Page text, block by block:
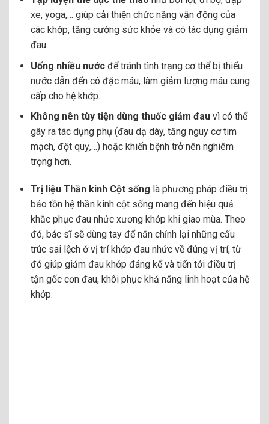
xe, yoga,… giúp cải thiện chức năng vận động của
các khớp, tăng cường sức khỏe và có tác dụng giảm
đau.
Uống nhiều nướcđể tránh tình trạng cơ thể bị thiếu
nước dẫn đến cô đặc máu, làm giảm lượng máu cung
cấp cho hệ khớp.
Không nên tùy tiện dùng thuốc giảm đauvì có thể
gây ra tác dụng phụ (đau dạ dày, tăng nguy cơ tim
mạch, đột quỵ,…) hoặc khiến bệnh trở nên nghiêm
trọng hơn.
Trị liệu Thần kinh Cột sống là phương pháp điều trị
bảo tồn hệ thần kinh cột sống mang đến hiệu quả
khắc phục đau nhức xương khớp khi giao mùa. Theo
đó, bác sĩ sẽ dùng tay để nắn chỉnh lại những cấu
trúc sai lệch ở vị trí khớp đau nhức về đúng vị trí, từ
đó giúp giảm đau khớp đáng kể và tiến tới điều trị
tận gốc cơn đau, khôi phục khả năng linh hoạt của hệ
khớp.